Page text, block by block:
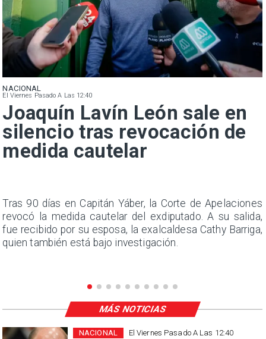
NACIONAL
El Viernes Pasado A Las 12:40
Joaquín Lavín León sale en
silencio tras revocación de
medida cautelar
Tras 90 días en Capitán Yáber, la Corte de Apelaciones
revocó la medida cautelar del exdiputado. A su salida,
fue recibido por su esposa, la exalcaldesa Cathy Barriga,
quien también está bajo investigación.
El Viernes Pasado A Las 12:40
NACIONAL
MÁS NOTICIAS